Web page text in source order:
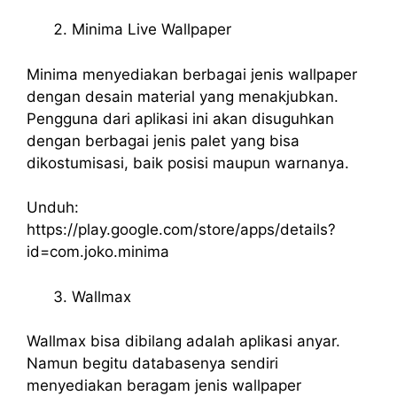
Minima Live Wallpaper
Minima menyediakan berbagai jenis wallpaper
dengan desain material yang menakjubkan.
Pengguna dari aplikasi ini akan disuguhkan
dengan berbagai jenis palet yang bisa
dikostumisasi, baik posisi maupun warnanya.
Unduh:
https://play.google.com/store/apps/details?
id=com.joko.minima
Wallmax
Wallmax bisa dibilang adalah aplikasi anyar.
Namun begitu databasenya sendiri
menyediakan beragam jenis wallpaper